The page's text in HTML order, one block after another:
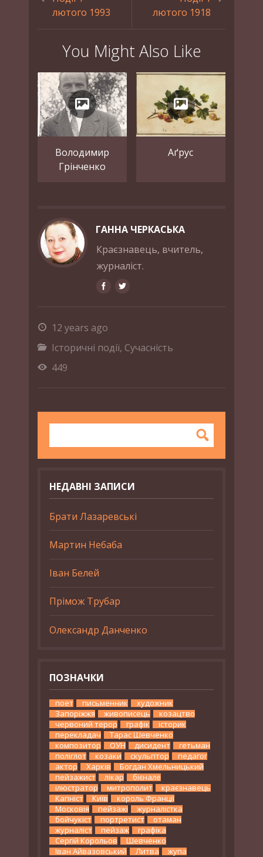
лютого 1993
лютого 1918
You Might Also Like
Володимир
Грінченко
Аґрус
ГАННА ЧЕРКАСЬКА
Краєзнавець, вчитель,
журналіст.
12 years ago
Історичні події, Сучасність
449
НЕДАВНІ ЗАПИСИ
Брати Лазаревські
Мартин Небаба
Іван Белей
Прімож Трубар
Олександр Данченко
ПОЗНАЧКИ
поет письменник
художник
Запоріжжя
живописець
козацтво
червоний терор
графік
історик
перекладач
Тарас Шевченко
композитор
ОУН дисидент
гетьман
поліглот
козаки скульптор
педагог
актор
Харків
Богдан Хмельницький
пейзажист
лікар
бієнале
ілюстратор
митрополит
краєзнавець
Капніст
Київ
король Франції
Московія
пейзажі
журналістка
бойчукіст
портретист
отаман
журналіст
пейзаж
графіка
Сергій Корольов
Шевченко
Іван Айвазовський
Литва жупа